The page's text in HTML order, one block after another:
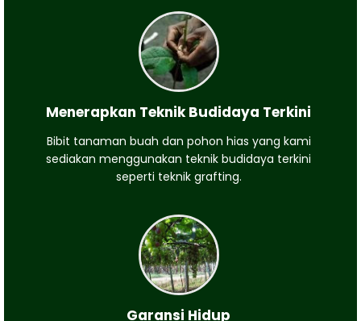
Menerapkan Teknik Budidaya Terkini
Bibit tanaman buah dan pohon hias yang kami
sediakan menggunakan teknik budidaya terkini
seperti teknik grafting.
Garansi Hidup